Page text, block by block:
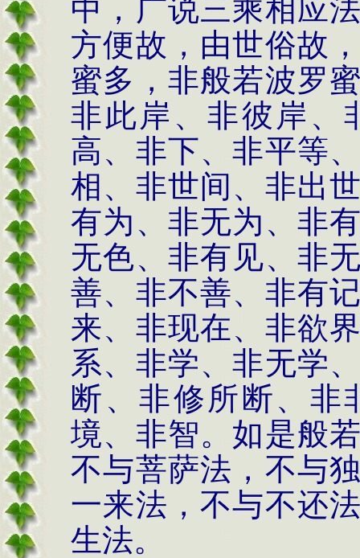
中，广说三乘相应
方便故，由世俗故
蜜多，非般若波罗
非此岸、非彼岸、
高、非下、非平等
相、非世间、非出
有为、非无为、非
无色、非有见、非
善、非不善、非有
来、非现在、非欲
系、非学、非无学
断、非修所断、非
境、非智。如是般
不与菩萨法，不与
一来法，不与不还
生法。